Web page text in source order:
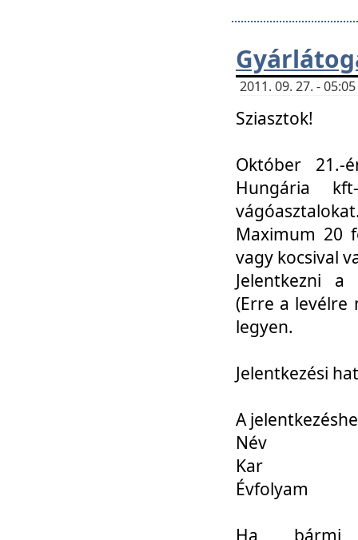
2011. 09. 27. -
Sziasztok!
Október 21.-
Hungária
Maximum 20
vagy kocsival
Jelentkezni a
(Erre a levélre
legyen.
Jelentkezési
A
Név
Kar
Évfolyam
Ha